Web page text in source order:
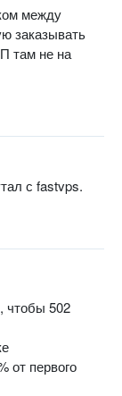
между
заказывать
там не на
с fastvps.
чтобы 502
от первого